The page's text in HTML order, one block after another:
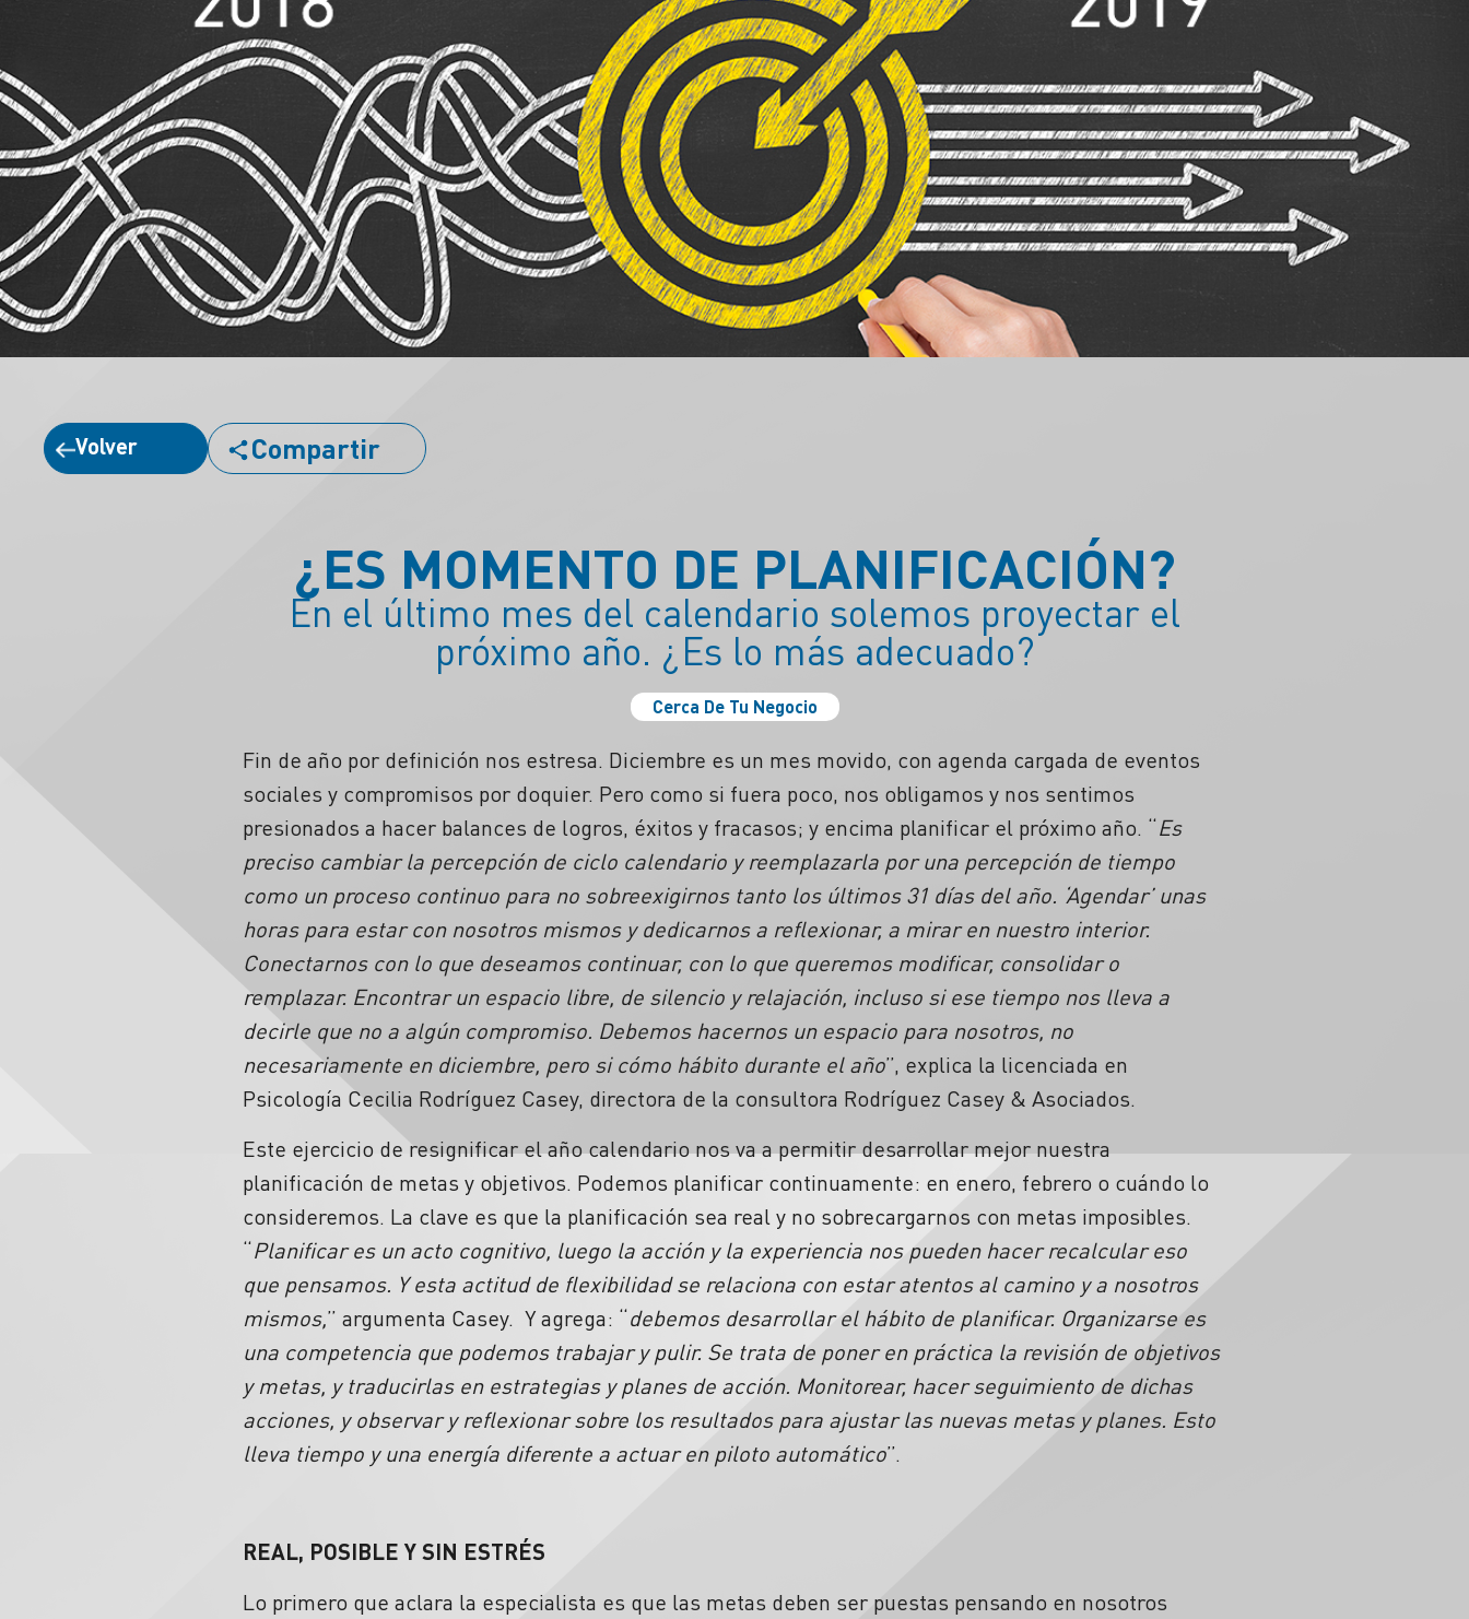
Volver Compartir
¿ES MOMENTO DE PLANIFICACIÓN?
En el último mes del calendario solemos proyectar el
próximo año. ¿Es lo más adecuado?
Cerca De Tu Negocio
Fin de año por definición nos estresa. Diciembre es un mes movido, con agenda cargada de eventos
sociales y compromisos por doquier. Pero como si fuera poco, nos obligamos y nos sentimos
presionados a hacer balances de logros, éxitos y fracasos; y encima planificar el próximo año. “Es
preciso cambiar la percepción de ciclo calendario y reemplazarla por una percepción de tiempo
como un proceso continuo para no sobreexigirnos tanto los últimos 31 días del año. ‘Agendar’ unas
horas para estar con nosotros mismos y dedicarnos a reflexionar, a mirar en nuestro interior.
Conectarnos con lo que deseamos continuar, con lo que queremos modificar, consolidar o
remplazar. Encontrar un espacio libre, de silencio y relajación, incluso si ese tiempo nos lleva a
decirle que no a algún compromiso. Debemos hacernos un espacio para nosotros, no
necesariamente en diciembre, pero si cómo hábito durante el año”, explica la licenciada en
Psicología Cecilia Rodríguez Casey, directora de la consultora Rodríguez Casey & Asociados.
Este ejercicio de resignificar el año calendario nos va a permitir desarrollar mejor nuestra
planificación de metas y objetivos. Podemos planificar continuamente: en enero, febrero o cuándo lo
consideremos. La clave es que la planificación sea real y no sobrecargarnos con metas imposibles.
“Planificar es un acto cognitivo, luego la acción y la experiencia nos pueden hacer recalcular eso
que pensamos. Y esta actitud de flexibilidad se relaciona con estar atentos al camino y a nosotros
mismos,” argumenta Casey. Y agrega: “debemos desarrollar el hábito de planificar. Organizarse es
una competencia que podemos trabajar y pulir. Se trata de poner en práctica la revisión de objetivos
y metas, y traducirlas en estrategias y planes de acción. Monitorear, hacer seguimiento de dichas
acciones, y observar y reflexionar sobre los resultados para ajustar las nuevas metas y planes. Esto
lleva tiempo y una energía diferente a actuar en piloto automático”.
REAL, POSIBLE Y SIN ESTRÉS
Lo primero que aclara la especialista es que las metas deben ser puestas pensando en nosotros